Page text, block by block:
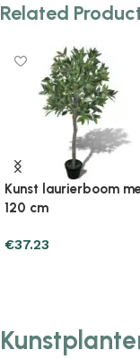
Related
Kunst laurierboom
120 cm
€37.23